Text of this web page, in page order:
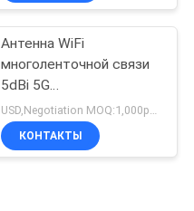
Антенна WiFi
многоленточной связи
5dBi 5G
всенаправленная
КОНТАКТЫ